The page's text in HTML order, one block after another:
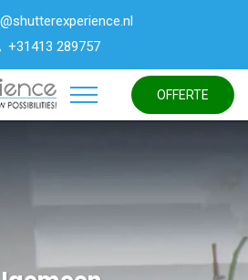
+31413 289757
OFFERTE